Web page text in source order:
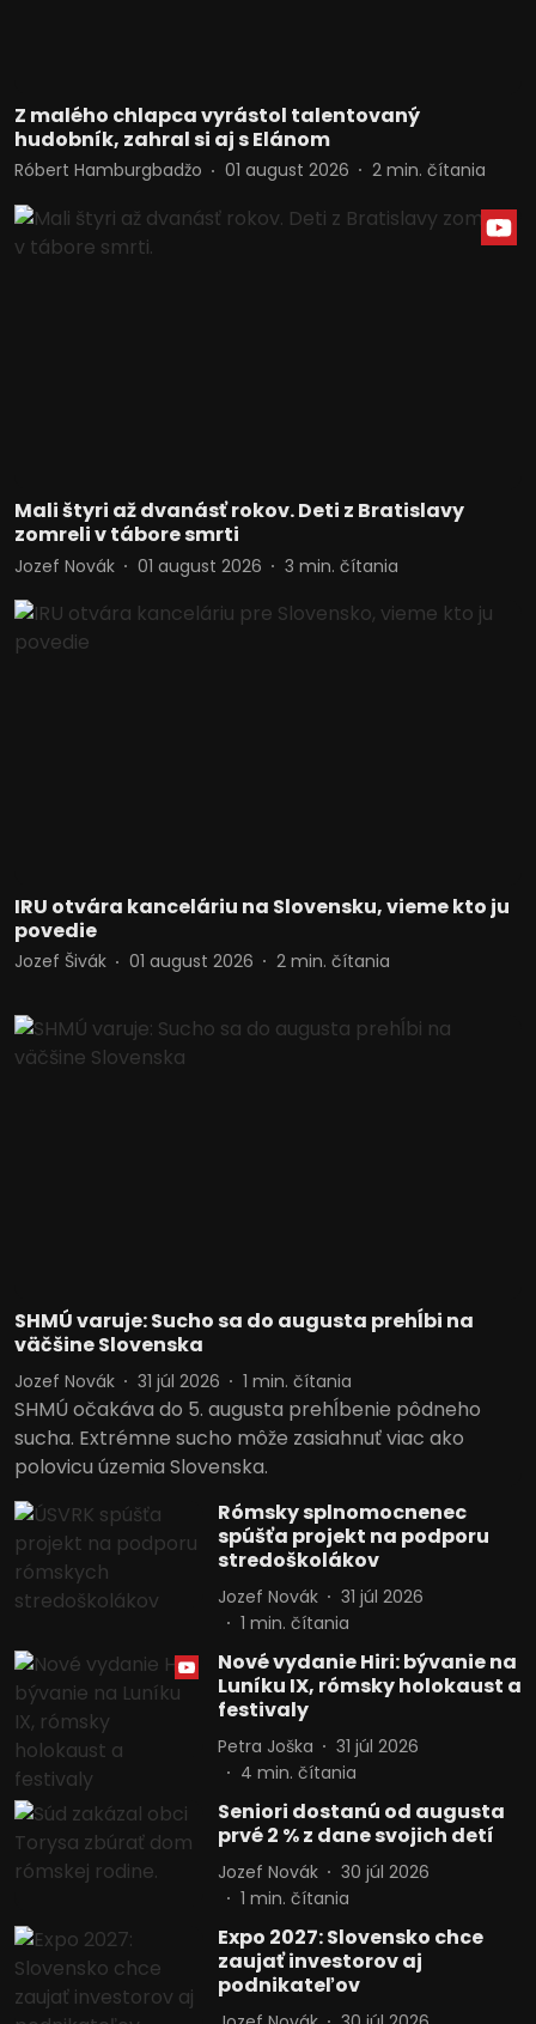
Z malého chlapca vyrástol talentovaný
hudobník, zahral si aj s Elánom
Róbert Hamburgbadžo 01 august 2026 2 min. čítania
Mali štyri až dvanásť rokov. Deti z Bratislavy
zomreli v tábore smrti
Jozef Novák 01 august 2026 3 min. čítania
IRU otvára kanceláriu na Slovensku, vieme kto ju
povedie
Jozef Šivák 01 august 2026 2 min. čítania
SHMÚ varuje: Sucho sa do augusta prehĺbi na
väčšine Slovenska
Jozef Novák 31 júl 2026 1 min. čítania
SHMÚ očakáva do 5. augusta prehĺbenie pôdneho
sucha. Extrémne sucho môže zasiahnuť viac ako
polovicu územia Slovenska.
Rómsky splnomocnenec
spúšťa projekt na podporu
stredoškolákov
Jozef Novák
31 júl 2026
1 min. čítania
Nové vydanie Hiri: bývanie na
Luníku IX, rómsky holokaust a
festivaly
Petra Joška
31 júl 2026
4 min. čítania
Seniori dostanú od augusta
prvé 2 % z dane svojich detí
Jozef Novák
30 júl 2026
1 min. čítania
Expo 2027: Slovensko chce
zaujať investorov aj
podnikateľov